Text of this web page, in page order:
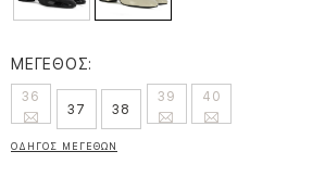
ΜΕΓΕΘΟΣ:
36
37
38
39 40
ΟΔΗΓΟΣ ΜΕΓΕΘΩΝ